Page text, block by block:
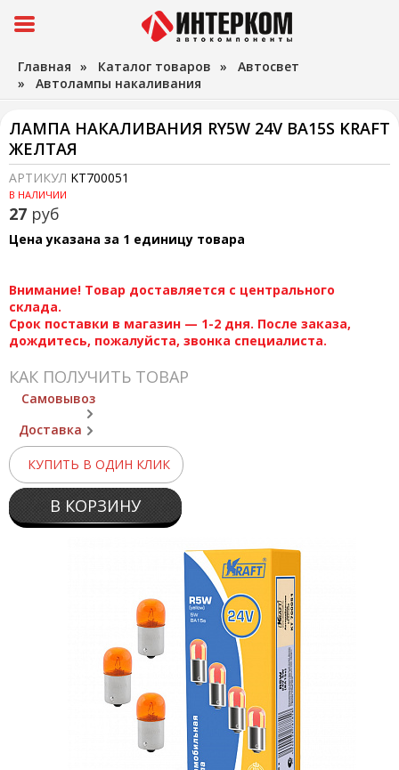
Главная » Каталог товаров » Автосвет
» Автолампы накаливания
ЛАМПА НАКАЛИВАНИЯ RY5W 24V BA15S KRAFT
ЖЕЛТАЯ
АРТИКУЛ KT700051
В НАЛИЧИИ
27 руб
Цена указана за 1 единицу товара
Внимание! Товар доставляется с центрального
склада.
Срок поставки в магазин — 1-2 дня. После заказа,
дождитесь, пожалуйста, звонка специалиста.
КАК ПОЛУЧИТЬ ТОВАР
Самовывоз
Доставка
КУПИТЬ В ОДИН КЛИК
В КОРЗИНУ